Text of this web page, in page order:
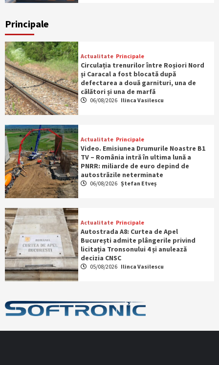
Principale
Actualitate Principale
Circulația trenurilor între Roșiori Nord
și Caracal a fost blocată după
defectarea a două garnituri, una de
călători și una de marfă
06/08/2026 Ilinca Vasilescu
Actualitate Principale
Video. Emisiunea Drumurile Noastre B1
TV – România intră în ultima lună a
PNRR: miliarde de euro depind de
autostrăzile neterminate
06/08/2026 Ștefan Etveș
Actualitate Principale
Autostrada A8: Curtea de Apel
București admite plângerile privind
licitația Tronsonului 4 și anulează
decizia CNSC
05/08/2026 Ilinca Vasilescu